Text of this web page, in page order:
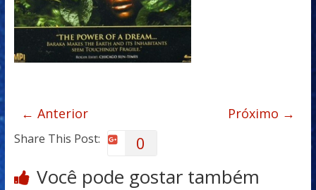
← Anterior Próximo →
Share This Post: 0
Você pode gostar também